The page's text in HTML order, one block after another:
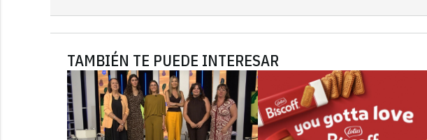
TAMBIÉN TE PUEDE INTERESAR